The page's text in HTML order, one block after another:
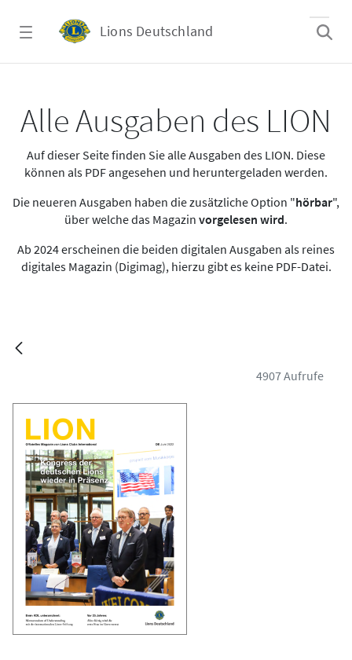
Lions Deutschland
Alle Ausgaben des LION
Auf dieser Seite finden Sie alle Ausgaben des LION. Diese
können als PDF angesehen und heruntergeladen werden.
Die neueren Ausgaben haben die zusätzliche Option "hörbar",
über welche das Magazin vorgelesen wird.
Ab 2024 erscheinen die beiden digitalen Ausgaben als reines
digitales Magazin (Digimag), hierzu gibt es keine PDF-Datei.
4907 Aufrufe